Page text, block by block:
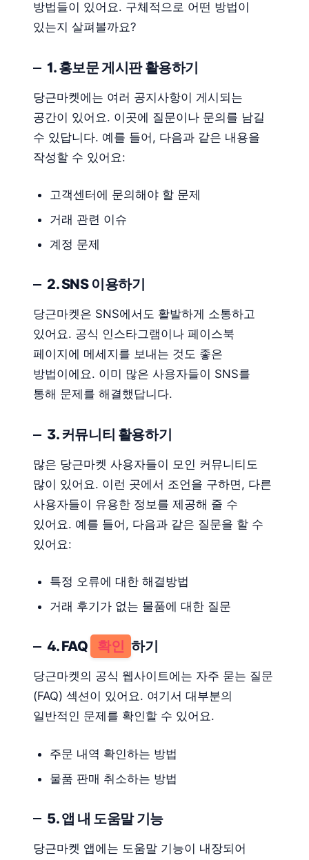
방법들이 있어요. 구체적으로 어떤 방법이
있는지 살펴볼까요?
1. 홍보문 게시판 활용하기
당근마켓에는 여러 공지사항이 게시되는
공간이 있어요. 이곳에 질문이나 문의를 남길
수 있답니다. 예를 들어, 다음과 같은 내용을
작성할 수 있어요:
고객센터에 문의해야 할 문제
거래 관련 이슈
계정 문제
2. SNS 이용하기
당근마켓은 SNS에서도 활발하게 소통하고
있어요. 공식 인스타그램이나 페이스북
페이지에 메세지를 보내는 것도 좋은
방법이에요. 이미 많은 사용자들이 SNS를
통해 문제를 해결했답니다.
3. 커뮤니티 활용하기
많은 당근마켓 사용자들이 모인 커뮤니티도
많이 있어요. 이런 곳에서 조언을 구하면, 다른
사용자들이 유용한 정보를 제공해 줄 수
있어요. 예를 들어, 다음과 같은 질문을 할 수
있어요:
특정 오류에 대한 해결방법
거래 후기가 없는 물품에 대한 질문
4. FAQ 확인 하기
당근마켓의 공식 웹사이트에는 자주 묻는 질문
(FAQ) 섹션이 있어요. 여기서 대부분의
일반적인 문제를 확인할 수 있어요.
주문 내역 확인하는 방법
물품 판매 취소하는 방법
5. 앱 내 도움말 기능
당근마켓 앱에는 도움말 기능이 내장되어